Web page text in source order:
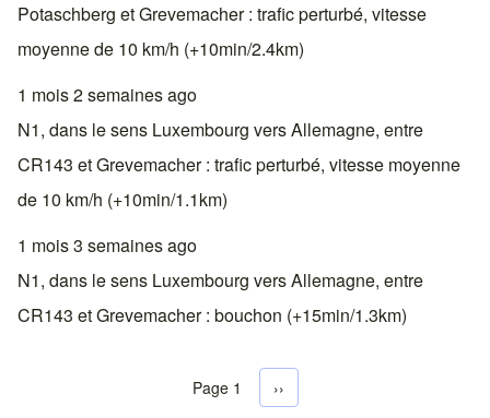
Potaschberg et Grevemacher : trafic perturbé, vitesse
moyenne de 10 km/h (+10min/2.4km)
1 mois 2 semaines ago
N1, dans le sens Luxembourg vers Allemagne, entre
CR143 et Grevemacher : trafic perturbé, vitesse moyenne
de 10 km/h (+10min/1.1km)
1 mois 3 semaines ago
N1, dans le sens Luxembourg vers Allemagne, entre
CR143 et Grevemacher : bouchon (+15min/1.3km)
Pagination
Page 1 Next page
››